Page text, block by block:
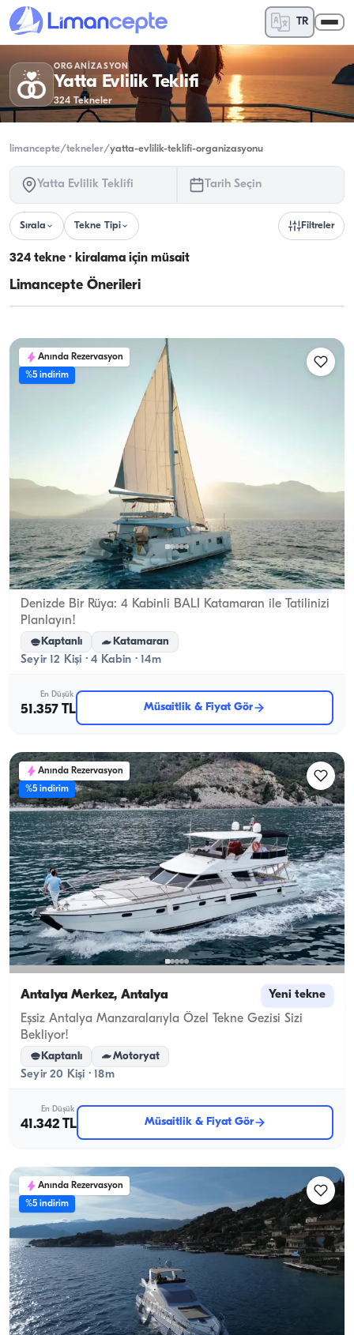
TR
ORGANIZASYON
Yatta Evlilik Teklifi
324 Tekneler
limancepte/tekneler/yatta-evlilik-teklifi-organizasyonu
Yatta Evlilik Teklifi Tarih Seçin
Sırala Tekne Tipi Filtreler
324 tekne · kiralama için müsait
Limancepte Önerileri
Anında Rezervasyon
%5 indirim
Kemer, Antalya Yeni tekne
Denizde Bir Rüya: 4 Kabinli BALI Katamaran ile Tatilinizi
Planlayın!
Kaptanlı Katamaran
Seyir 12 Kişi · 4 Kabin · 14m
En Düşük
51.357 TL Müsaitlik & Fiyat Gör
Anında Rezervasyon
%5 indirim
Antalya Merkez, Antalya Yeni tekne
Eşsiz Antalya Manzaralarıyla Özel Tekne Gezisi Sizi
Bekliyor!
Kaptanlı Motoryat
Seyir 20 Kişi · 18m
En Düşük
41.342 TL Müsaitlik & Fiyat Gör
Anında Rezervasyon
%5 indirim